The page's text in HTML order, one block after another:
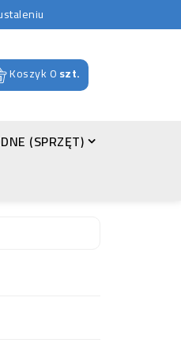
Koszyk0szt.
(SPRZĘT)